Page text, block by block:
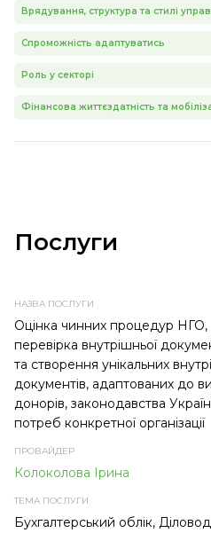
Врядування, структура та стилі
Спроможність адаптуватись
Роль у секторі
Фінансова життєздатність та
Послуги
НАЗВА ПРОВАЙДЕР
Оцінка чинних процедур НГО,
перевірка внутрішньої
та створення унікальних
документів, адаптованих до
донорів, законодавства
потреб конкретної організації
Колоколова Ірина
Бухгалтерський облік,